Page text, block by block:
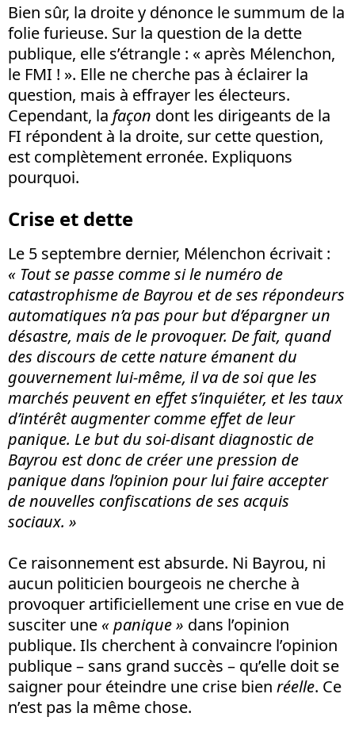
Bien sûr, la droite y dénonce le summum de la
folie furieuse. Sur la question de la dette
publique, elle s’étrangle : « après Mélenchon,
le FMI ! ». Elle ne cherche pas à éclairer la
question, mais à effrayer les électeurs.
Cependant, la façon dont les dirigeants de la
FI répondent à la droite, sur cette question,
est complètement erronée. Expliquons
pourquoi.
Crise et dette
Le 5 septembre dernier, Mélenchon écrivait :
« Tout se passe comme si le numéro de
catastrophisme de Bayrou et de ses répondeurs
automatiques n’a pas pour but d’épargner un
désastre, mais de le provoquer. De fait, quand
des discours de cette nature émanent du
gouvernement lui-même, il va de soi que les
marchés peuvent en effet s’inquiéter, et les taux
d’intérêt augmenter comme effet de leur
panique. Le but du soi-disant diagnostic de
Bayrou est donc de créer une pression de
panique dans l’opinion pour lui faire accepter
de nouvelles confiscations de ses acquis
sociaux. »
Ce raisonnement est absurde. Ni Bayrou, ni
aucun politicien bourgeois ne cherche à
provoquer artificiellement une crise en vue de
susciter une « panique » dans l’opinion
publique. Ils cherchent à convaincre l’opinion
publique – sans grand succès – qu’elle doit se
saigner pour éteindre une crise bien réelle. Ce
n’est pas la même chose.